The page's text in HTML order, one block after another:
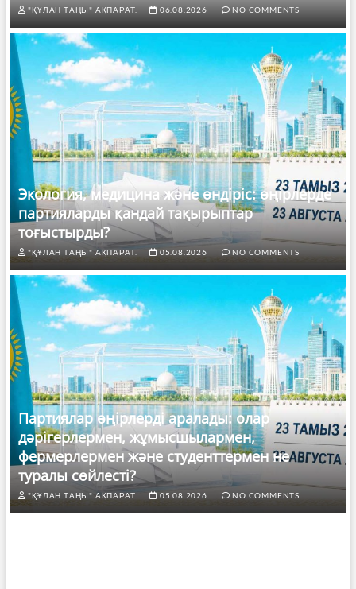
"ҚҰЛАН ТАҢЫ" АҚПАРАТ. 06.08.2026 NO COMMENTS
Экология, медицина және өндіріс: өңірлерде
партияларды қандай тақырыптар
тоғыстырды?
"ҚҰЛАН ТАҢЫ" АҚПАРАТ. 05.08.2026 NO COMMENTS
Партиялар өңірлерді аралады: олар
дәрігерлермен, жұмысшылармен,
фермерлермен және студенттермен не
туралы сөйлесті?
"ҚҰЛАН ТАҢЫ" АҚПАРАТ. 05.08.2026 NO COMMENTS